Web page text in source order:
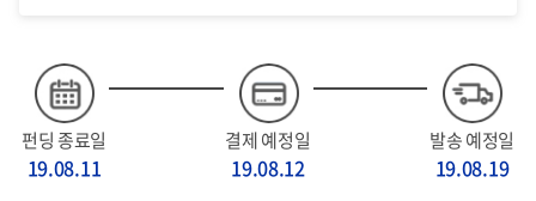
펀딩 종료일
19.08.11
결제 예정일
19.08.12
발송 예정일
19.08.19